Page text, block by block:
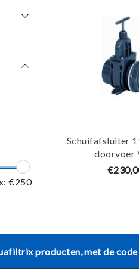
€250
Schuifafsluiter
doorvoer
producten, met de